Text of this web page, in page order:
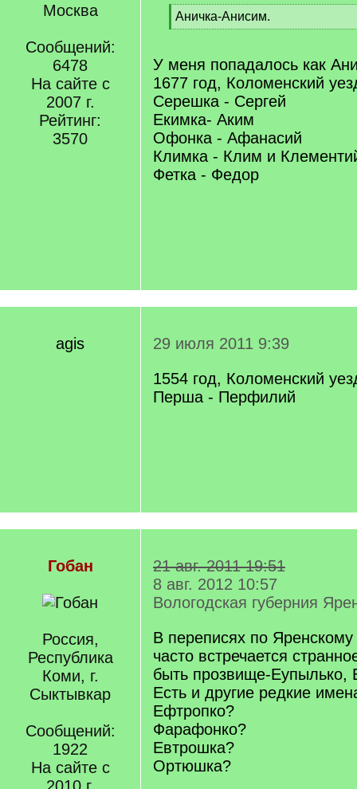
Москва
Сообщений:
6478
На сайте с
2007 г.
Рейтинг:
3570
[
q
Аничка-Анисим.
[
q
]
У меня попадалось как
1677 год, Коломенский
Серешка - Сергей
Екимка- Аким
Офонка - Афанасий
Климка - Клим и
Фетка - Федор
agis
29 июля 2011 9:39
1554 год, Коломенский
Перша - Перфилий
Гобан
Россия,
Республика
Коми, г.
Сыктывкар
Сообщений:
1922
На сайте с
21 авг. 2011 19:51
8 авг. 2012 10:57
Вологодская губерния
В переписях по Яренскому
часто встречается
быть прозвище-Еупылько,
Есть и другие редкие
Ефтропко?
Фарафонко?
Евтрошка?
Ортюшка?